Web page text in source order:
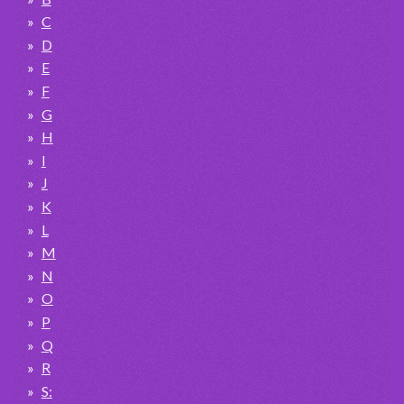
C
D
E
F
G
H
I
J
K
L
M
N
O
P
Q
R
S: